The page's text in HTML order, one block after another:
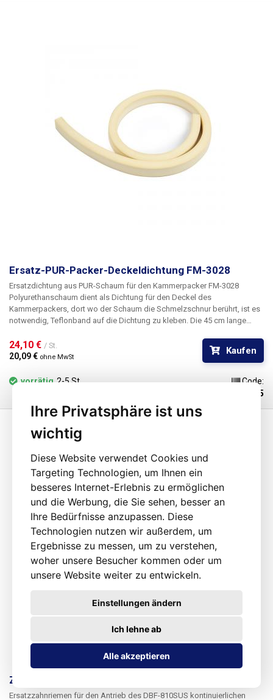
Ihre Privatsphäre ist uns
wichtig
Diese Website verwendet Cookies und
Targeting Technologien, um Ihnen ein
besseres Internet-Erlebnis zu ermöglichen
und die Werbung, die Sie sehen, besser an
Ihre Bedürfnisse anzupassen. Diese
Technologien nutzen wir außerdem, um
Ergebnisse zu messen, um zu verstehen,
woher unsere Besucher kommen oder um
unsere Website weiter zu entwickeln.
Alle akzeptieren
Ich lehne ab
Einstellungen ändern
Ersatz-PUR-Packer-Deckeldichtung FM-3028
Ersatzdichtung aus PUR-Schaum für den Kammerpacker FM-3028
Polyurethanschaum dient als Dichtung für den Deckel des
Kammerpackers, dort wo der Schaum die Schmelzschnur berührt, ist es
notwendig, Teflonband auf die Dichtung zu kleben. Die 45 cm lange
gewünschte Länge zugeschnitten werden. In der Packung FM-3028 sind
insgesamt 4 Dichtungen enthalten, von denen nur zwei
24,10 € / St.
20,09 € ohne MwSt
Kaufen
vorrätig 2-5 St.
Code:
103675
Zahnriemen für Durchlaufschweißgerät DBF-810
Ersatzzahnriemen für den Antrieb des DBF-810SUS kontinuierlichen